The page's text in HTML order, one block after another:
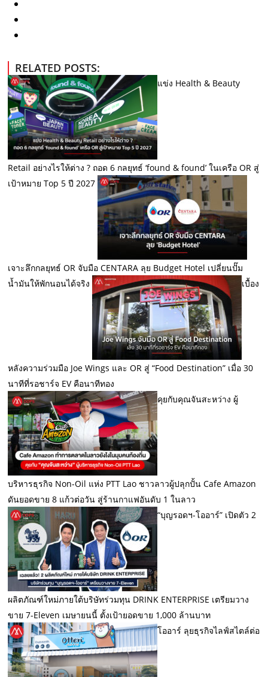
RELATED POSTS:
แข่ง Health & Beauty
Retail อย่างไรให้ต่าง ? ถอด 6 กลยุทธ์ ‘found & found’ ในเครือ OR สู่
เป้าหมาย Top 5 ปี 2027
เจาะลึกกลยุทธ์ OR จับมือ CENTARA ลุย Budget Hotel เปลี่ยนปั๊ม
น้ำมันให้พักนอนได้จริง
​เบื้อง
หลังความร่วมมือ Joe Wings และ OR สู่ “Food Destination” เมื่อ 30
นาทีที่รอชาร์จ EV คือนาทีทอง
คุยกับคุณจันสะหว่าง ผู้
บริหารธุรกิจ Non-Oil แห่ง PTT Lao ชาวลาวผู้ปลุกปั้น Cafe Amazon
ดันยอดขาย 8 แก้วต่อวัน สู่ร้านกาแฟอันดับ 1 ในลาว
“บุญรอดฯ-โออาร์” เปิดตัว 2
ผลิตภัณฑ์ใหม่ภายใต้บริษัทร่วมทุน DRINK ENTERPRISE เตรียมวาง
ขาย 7-Eleven เมษายนนี้ ตั้งเป้ายอดขาย 1,000 ล้านบาท
โออาร์ ลุยธุรกิจไลฟ์สไตล์ต่อ